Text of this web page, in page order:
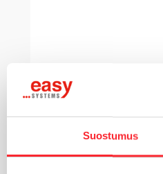
Suostumus